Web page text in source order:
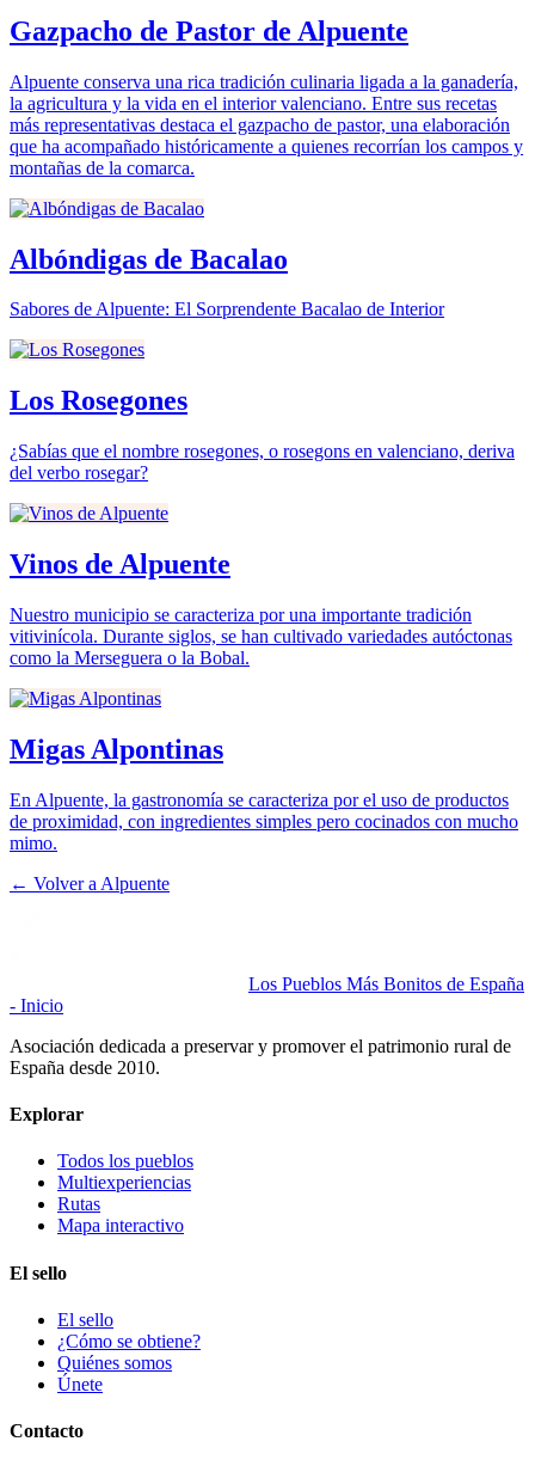
Gazpacho de Pastor de Alpuente
Alpuente conserva una rica tradición culinaria ligada a la ganadería,
la agricultura y la vida en el interior valenciano. Entre sus recetas
más representativas destaca el gazpacho de pastor, una elaboración
que ha acompañado históricamente a quienes recorrían los campos y
montañas de la comarca.
Albóndigas de Bacalao
Sabores de Alpuente: El Sorprendente Bacalao de Interior
Los Rosegones
¿Sabías que el nombre rosegones, o rosegons en valenciano, deriva
del verbo rosegar?
Vinos de Alpuente
Nuestro municipio se caracteriza por una importante tradición
vitivinícola. Durante siglos, se han cultivado variedades autóctonas
como la Merseguera o la Bobal.
Migas Alpontinas
En Alpuente, la gastronomía se caracteriza por el uso de productos
de proximidad, con ingredientes simples pero cocinados con mucho
mimo.
← Volver a Alpuente
Los Pueblos Más Bonitos de España
- Inicio
Asociación dedicada a preservar y promover el patrimonio rural de
España desde 2010.
Explorar
Todos los pueblos
Multiexperiencias
Rutas
Mapa interactivo
El sello
El sello
¿Cómo se obtiene?
Quiénes somos
Únete
Contacto